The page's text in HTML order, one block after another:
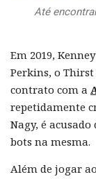
Até
Em 2019,
Perkins, o
contrato com a
repetidamente
Nagy, é
bots na mesma.
Além de jogar